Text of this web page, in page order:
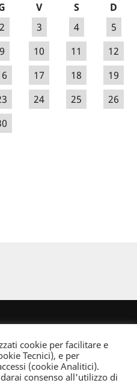
V S
D
2 3 4
5
9 10 11
12
17 18
19
24 25
26
quest’opera è distribuita con Licenza
cookie per facilitare e
Tecnici), e per
(cookie Analitici).
consenso all'utilizzo di